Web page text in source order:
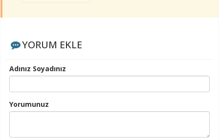
YORUM EKLE
Adınız Soyadınız
Yorumunuz